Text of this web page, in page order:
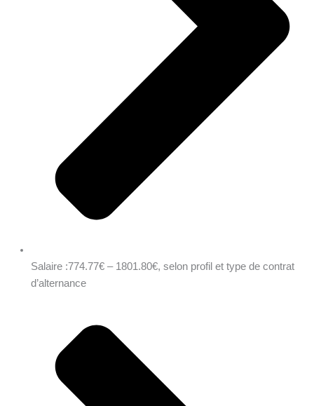
Salaire :774.77€ – 1801.80€, selon profil et type de contrat
d’alternance